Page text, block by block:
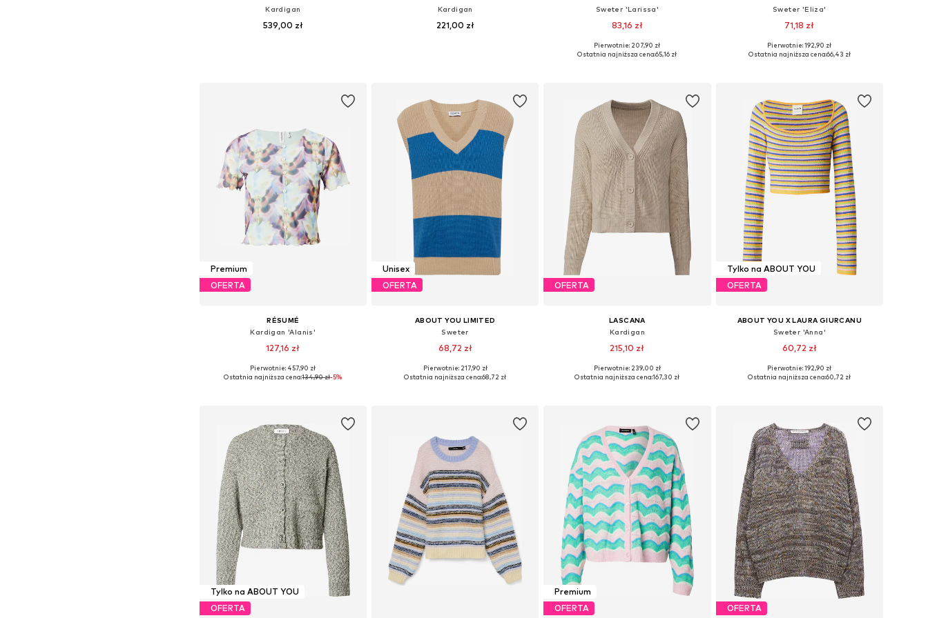
Kardigan
539,00 zł
Kardigan
221,00 zł
Sweter 'Larissa'
83,16 zł
Dostępne rozmiary: XS, S, M, L, XL, XXL
Pierwotnie: 207,90 zł
Ostatnia najniższa cena:65,16 zł
Sweter 'Eliza'
71,18 zł
Dostępne rozmiary: XS, S, M, L, XL, XXL
Pierwotnie: 192,90 zł
Ostatnia najniższa cena:66,43 zł
Premium
OFERTA
RÉSUMÉ
Kardigan 'Alanis'
127,16 zł
Dostępne rozmiary: XS, S, M, L
Pierwotnie: 457,90 zł
Ostatnia najniższa cena:134,90 zł-5%
Unisex
OFERTA
ABOUT YOU LIMITED
Sweter
68,72 zł
Dostępne rozmiary: L, XL, XXL, XXXL
Pierwotnie: 217,90 zł
Ostatnia najniższa cena:68,72 zł
OFERTA
LASCANA
Kardigan
215,10 zł
Dostępne rozmiary: S-M, L-XL, XXL-XXXL
Pierwotnie: 239,00 zł
Ostatnia najniższa cena:167,30 zł
Tylko na ABOUT YOU
OFERTA
ABOUT YOU X LAURA GIURCANU
Sweter 'Anna'
60,72 zł
Dostępne rozmiary: XS, M, L, XL, XXL
Pierwotnie: 192,90 zł
Ostatnia najniższa cena:60,72 zł
Tylko na ABOUT YOU
OFERTA
Premium
OFERTA
OFERTA